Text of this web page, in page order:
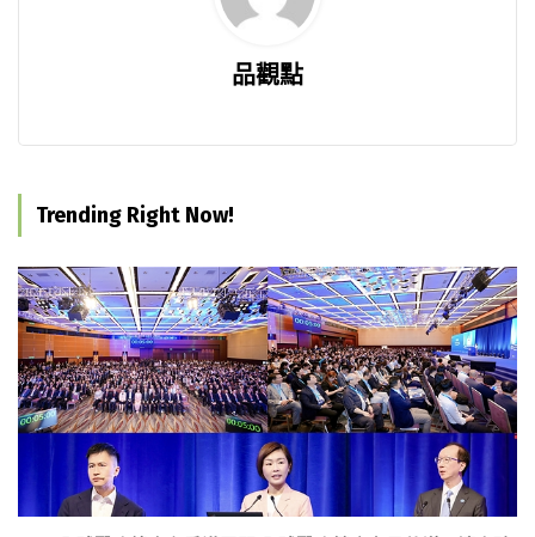
品觀點
Trending Right Now!